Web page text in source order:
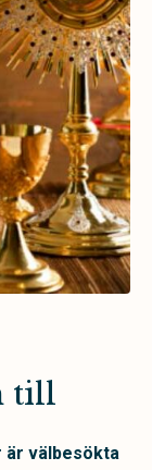
till
är välbesökta